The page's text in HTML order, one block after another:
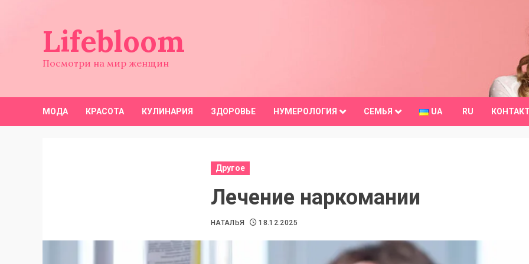
содержимомуLifebloom
Посмотри на мир женщин
МОДА КРАСОТА КУЛИНАРИЯ ЗДОРОВЬЕ НУМЕРОЛОГИЯ СЕМЬЯ UA RU
Другое
Лечение наркомании
НАТАЛЬЯ 18.12.2025